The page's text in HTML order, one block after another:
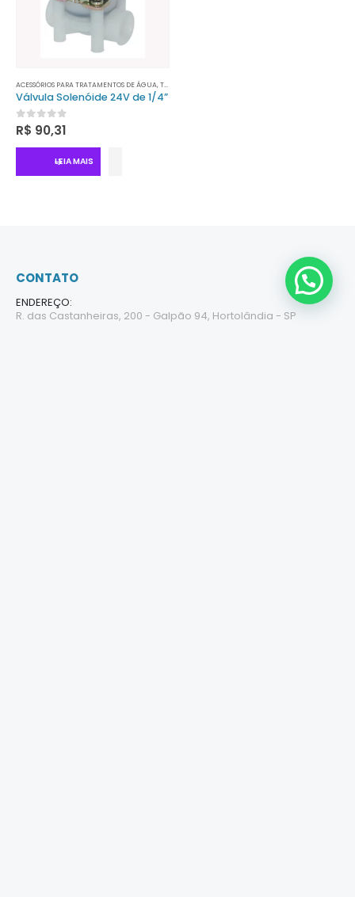
ACESSÓRIOS PARA TRATAMENTOS DE ÁGUA,TRATAMENTO DE ÁGUA
Válvula Solenóide 24V de 1/4”
0out of 5
R$ 90,31
LEIA MAIS
CONTATO
ENDEREÇO:
R. das Castanheiras, 200 - Galpão 94, Hortolândia - SP